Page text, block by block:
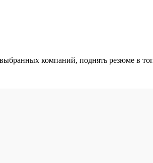
компаний, поднять резюме в